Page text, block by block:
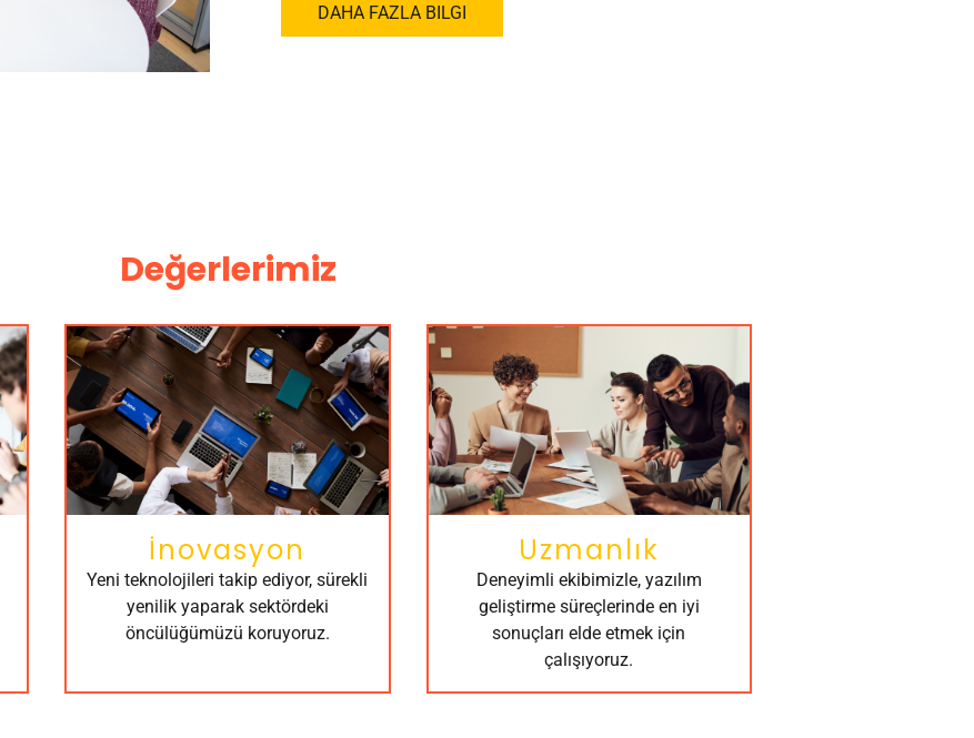
DAHA FAZLA BILGI
Değerlerimiz
İnovasyon
Yeni teknolojileri takip ediyor, sürekli
yenilik yaparak sektördeki
öncülüğümüzü koruyoruz.
Uzmanlık
Deneyimli ekibimizle, yazılım
geliştirme süreçlerinde en iyi
sonuçları elde etmek için
çalışıyoruz.